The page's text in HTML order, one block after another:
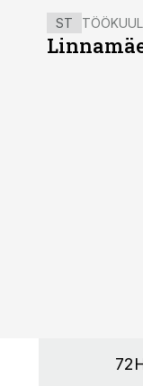
ST